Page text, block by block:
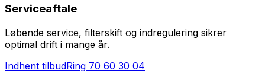
Serviceaftale
Løbende service, filterskift og indregulering sikrer
optimal drift i mange år.
Indhent tilbudRing 70 60 30 04